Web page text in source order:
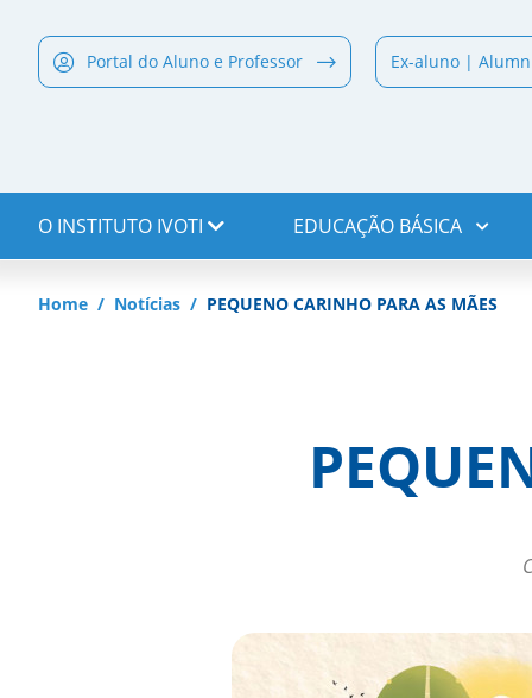
Portal do Aluno e Professor Ex-aluno |
O INSTITUTO IVOTI EDUCAÇÃO BÁSICA
Home Notícias PEQUENO CARINHO PARA AS MÃES